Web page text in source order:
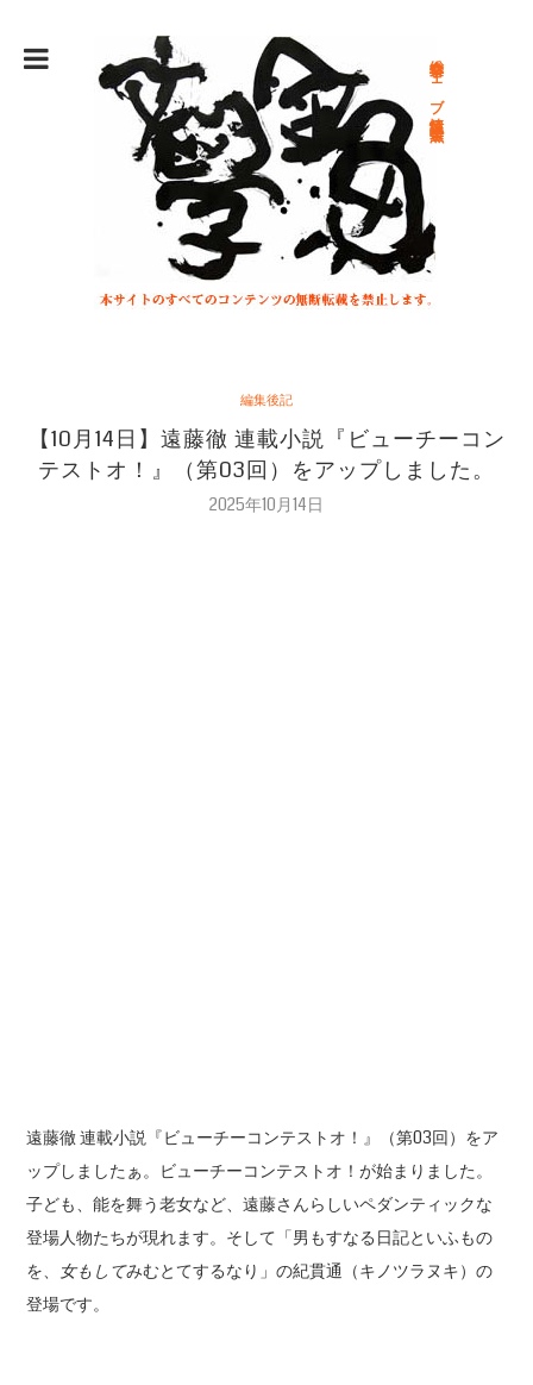
総合文学ウェブ情報誌 文学金魚
編集後記
【10月14日】遠藤徹 連載小説『ビューチーコン
テストオ！』（第03回）をアップしました。
2025年10月14日
遠藤徹 連載小説『ビューチーコンテストオ！』（第03回）をア
ップしましたぁ。ビューチーコンテストオ！が始まりました。
子ども、能を舞う老女など、遠藤さんらしいペダンティックな
登場人物たちが現れます。そして「男もすなる日記といふもの
を、 女もしてみむとてするなり」の紀貫通（キノツラヌキ）の
登場です。